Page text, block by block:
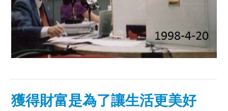
獲得財富是為了讓生活更美好